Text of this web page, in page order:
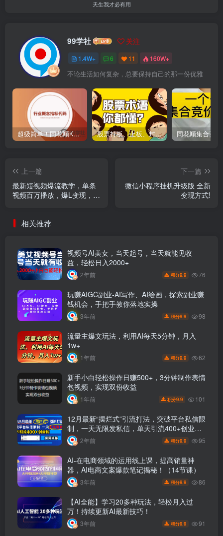
天生我才必有用
99学社 关注
1.4W+ 6 11 160W+
不论生活如何复杂，总要保持自己的那一份优雅
超级简单！同花顺K线界面显示行业概念指标代码图解 股票打板、上板、封板、翘板、炸板是什么意思？炒股你必须懂的暗语！
上一篇
最新短视频爆流教学，单条
视频百万播放，爆L变现，小
下一篇
微信小程序挂机升级版 全新
变现方式!
相关推荐
视频号AI美女，当天起号，当天就能见收
益，轻松日入2000+
2年前 积分9.9 76
玩赚AIGC副业-AI写作、AI绘画，探索副业赚
钱机会，手把手教你落地实操
3年前 积分9.9 98
流量主爆文玩法，利用AI每天5分钟，月入
1w+
1年前 积分9.9 62
新手小白轻松操作日赚500+，3分钟制作表情
包视频，实现双份收益
1年前 积分9.9 101
12月最新“摆烂式”引流打法，突破平台私信限
制，一天无限发私信，单天引流400+创业
粉！2年前 积分9.9 95
AI-在电商领域的运用线上课，提高销量神
器，AI电商文案爆款笔记揭秘！（14节课）
3年前 积分9.9 86
【AI全能】学习20多种玩法，轻松月入过
万！持续更新AI最新技巧！
3年前 积分9.9 91